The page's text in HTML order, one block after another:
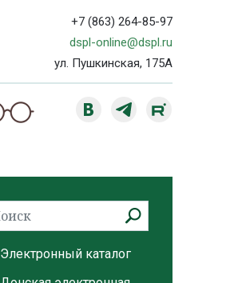
+7 (863) 264-85-97
dspl-online@dspl.ru
ул. Пушкинская, 175А
Электронный каталог